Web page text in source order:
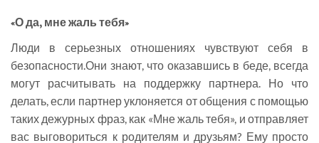
«О да, мне жаль тебя»
Люди в серьезных отношениях чувствуют себя в
безопасности.Они знают, что оказавшись в беде, всегда
могут расчитывать на поддержку партнера. Но что
делать, если партнер уклоняется от общения с помощью
таких дежурных фраз, как «Мне жаль тебя», и отправляет
вас выговориться к родителям и друзьям? Ему просто